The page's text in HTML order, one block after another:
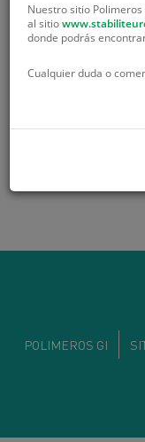
fines establecidos en el
POLIMEROS GI
Nuestro sitio
al sitio
donde podrás
Cualquier duda o